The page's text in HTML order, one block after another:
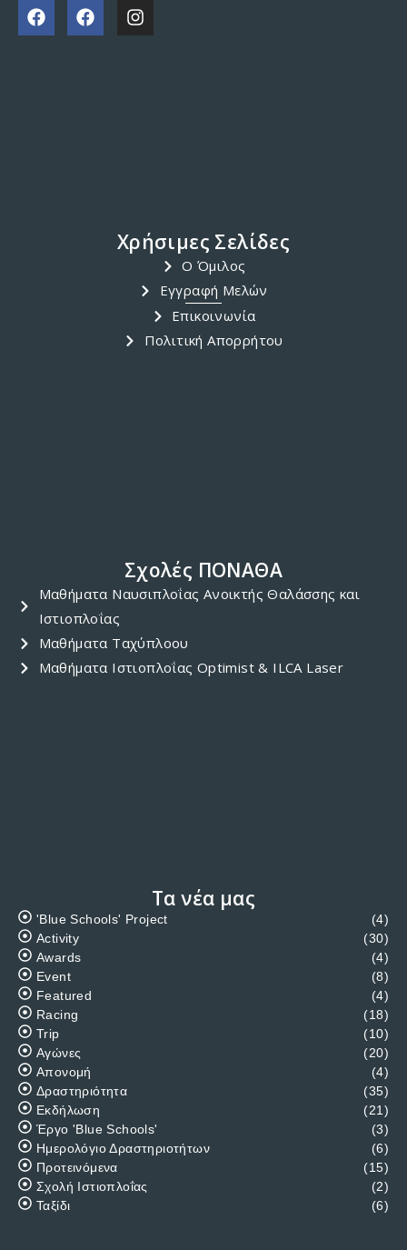
Χρήσιμες Σελίδες
Ο Όμιλος
Εγγραφή Μελών
Επικοινωνία
Πολιτική Απορρήτου
Σχολές ΠΟΝΑΘΑ
Μαθήματα Ναυσιπλοΐας Ανοικτής Θαλάσσης και
Ιστιοπλοΐας
Μαθήματα Ταχύπλοου
Μαθήματα Ιστιοπλοΐας Optimist & ILCA Laser
Τα νέα μας
'Blue Schools' Project
(4)
Activity
(30)
Awards
(4)
Event
(8)
Featured
(4)
Racing
(18)
Trip
(10)
Αγώνες
(20)
Απονομή
(4)
Δραστηριότητα
(35)
Εκδήλωση
(21)
Έργο 'Blue Schools'
(3)
Ημερολόγιο Δραστηριοτήτων
(6)
Προτεινόμενα
(15)
Σχολή Ιστιοπλοΐας
(2)
Ταξίδι
(6)